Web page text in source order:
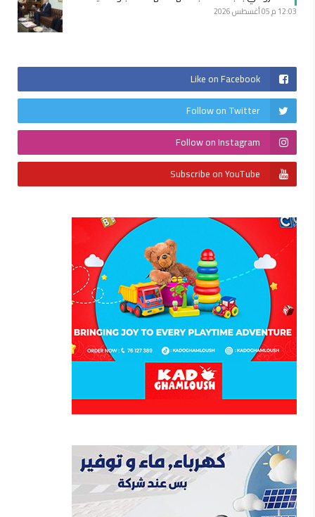
12:03 م 05 أغسطس 2026
Like on Facebook
Follow on Twitter
Follow on Instagram
Subscribe on YouTube